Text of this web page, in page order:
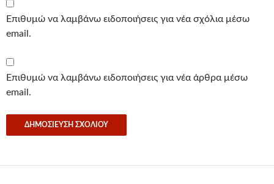
Επιθυμώ να λαμβάνω ειδοποιήσεις για νέα σχόλια μέσω
email.
Επιθυμώ να λαμβάνω ειδοποιήσεις για νέα άρθρα μέσω
email.